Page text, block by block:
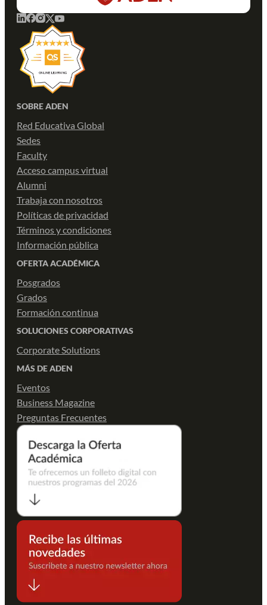
SOBRE ADEN
Red Educativa Global
Sedes
Faculty
Acceso campus virtual
Alumni
Trabaja con nosotros
Políticas de privacidad
Términos y condiciones
Información pública
OFERTA ACADÉMICA
Posgrados
Grados
Formación continua
SOLUCIONES CORPORATIVAS
Corporate Solutions
MÁS DE ADEN
Eventos
Business Magazine
Preguntas Frecuentes